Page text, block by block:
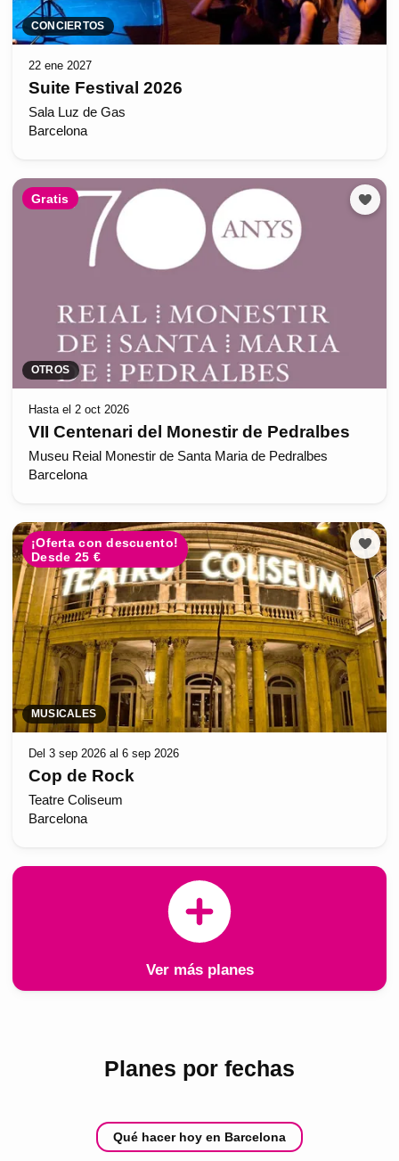
CONCIERTOS
22 ene 2027
Suite Festival 2026
Sala Luz de Gas
Barcelona
Gratis
OTROS
Hasta el 2 oct 2026
VII Centenari del Monestir de Pedralbes
Museu Reial Monestir de Santa Maria de Pedralbes
Barcelona
¡Oferta con descuento!
Desde 25 €
MUSICALES
Del 3 sep 2026 al 6 sep 2026
Cop de Rock
Teatre Coliseum
Barcelona
Ver más planes
Planes por fechas
Qué hacer hoy en Barcelona